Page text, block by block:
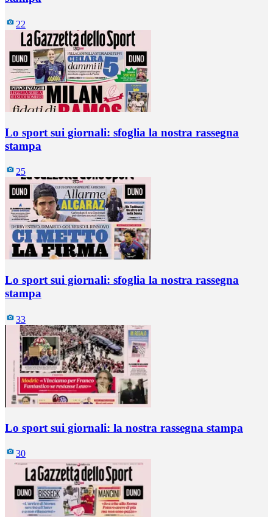
22
Lo sport sui giornali: sfoglia la nostra rassegna
stampa
25
Lo sport sui giornali: sfoglia la nostra rassegna
stampa
33
Lo sport sui giornali: la nostra rassegna stampa
30